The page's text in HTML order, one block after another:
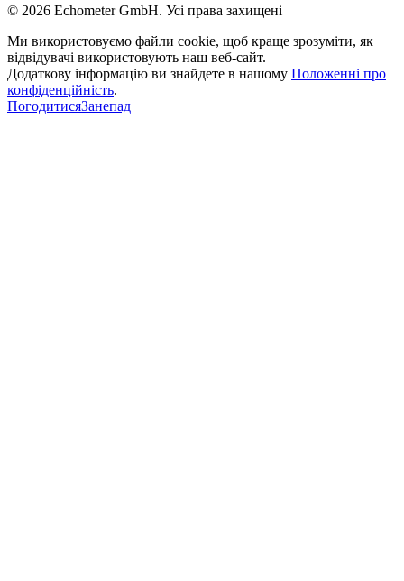
© 2026 Echometer GmbH. Усі права захищені
Ми використовуємо файли cookie, щоб краще зрозуміти, як
відвідувачі використовують наш веб-сайт.
Додаткову інформацію ви знайдете в нашому Положенні про
конфіденційність.
ПогодитисяЗанепад